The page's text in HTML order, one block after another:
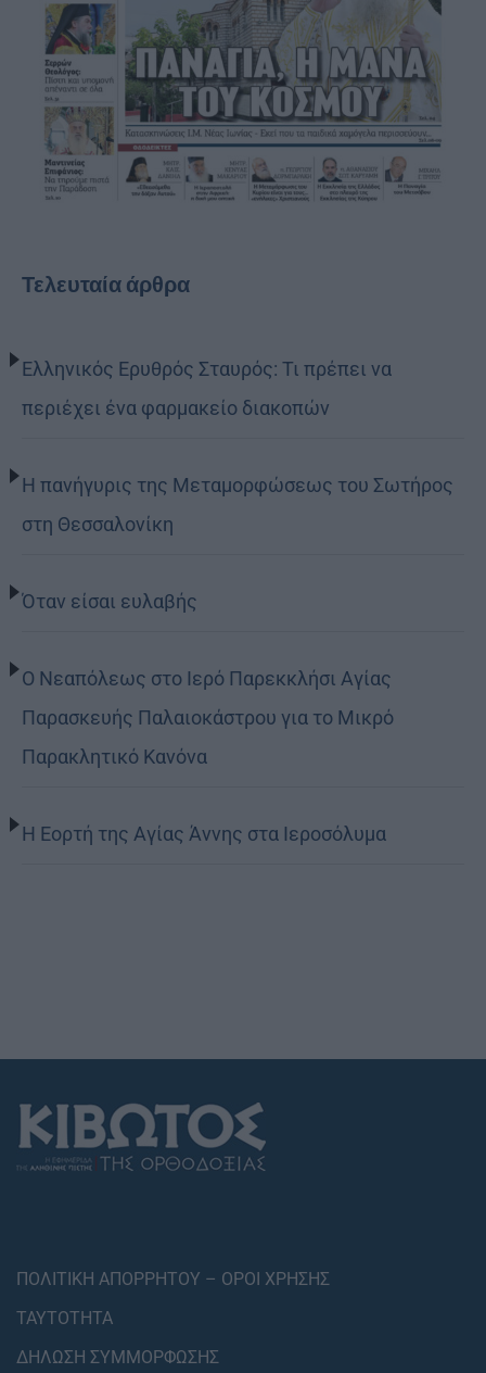
Τελευταία άρθρα
Ελληνικός Ερυθρός Σταυρός: Τι πρέπει να
περιέχει ένα φαρμακείο διακοπών
Η πανήγυρις της Μεταμορφώσεως του Σωτήρος
στη Θεσσαλονίκη
Όταν είσαι ευλαβής
Ο Νεαπόλεως στο Ιερό Παρεκκλήσι Αγίας
Παρασκευής Παλαιοκάστρου για το Μικρό
Παρακλητικό Κανόνα
Η Εορτή της Αγίας Άννης στα Ιεροσόλυμα
ΠΟΛΙΤΙΚΗ ΑΠΟΡΡΗΤΟΥ – ΟΡΟΙ ΧΡΗΣΗΣ
ΤΑΥΤΟΤΗΤΑ
ΔΗΛΩΣΗ ΣΥΜΜΟΡΦΩΣΗΣ